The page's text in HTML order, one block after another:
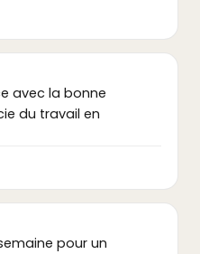
avec la bonne
du travail en
pour un